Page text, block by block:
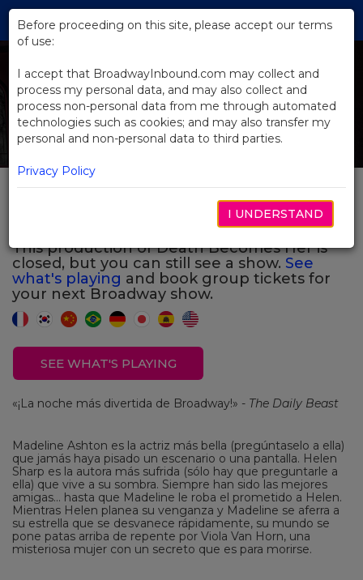
Skip
Main
Previous
Death Becomes Her
This production of Death Becomes Her is
closed, but you can still see a show. See
what's playing and book group tickets for
your next Broadway show.
SEE WHAT'S PLAYING
«¡La noche más divertida de Broadway!» - The Daily Beast
Madeline Ashton es la actriz más bella (pregúntaselo a ella)
que jamás haya pisado un escenario o una pantalla. Helen
Sharp es la autora más sufrida (sólo hay que preguntarle a
ella) que vive a su sombra. Siempre han sido las mejores
amigas... hasta que Madeline le roba el prometido a Helen.
Mientras Helen planea su venganza y Madeline se aferra a
su estrella que se desvanece rápidamente, su mundo se
pone patas arriba de repente por Viola Van Horn, una
misteriosa mujer con un secreto que es para morirse.
Before proceeding on this site, please accept our terms
of use:
I accept that BroadwayInbound.com may collect and
process my personal data, and may also collect and
process non-personal data from me through automated
technologies such as cookies; and may also transfer my
personal and non-personal data to third parties.
Privacy Policy
I UNDERSTAND